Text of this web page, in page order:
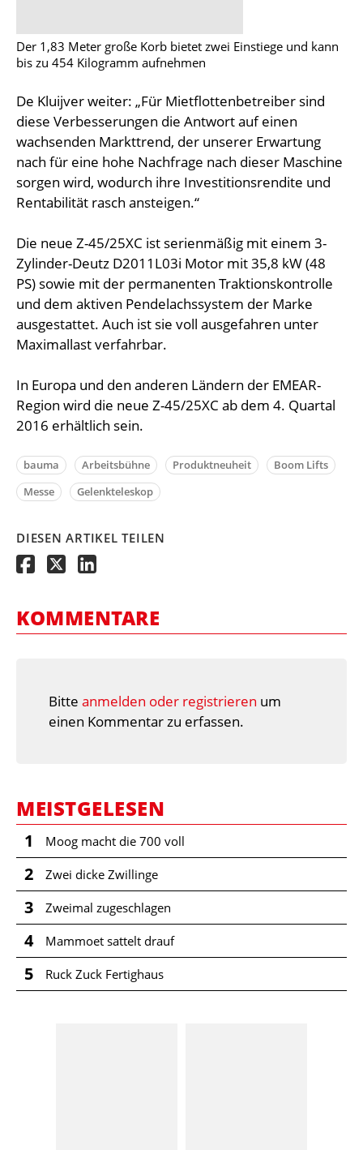
Der 1,83 Meter große Korb bietet zwei Einstiege und kann
bis zu 454 Kilogramm aufnehmen
De Kluijver weiter: „Für Mietflottenbetreiber sind
diese Verbesserungen die Antwort auf einen
wachsenden Markttrend, der unserer Erwartung
nach für eine hohe Nachfrage nach dieser Maschine
sorgen wird, wodurch ihre Investitionsrendite und
Rentabilität rasch ansteigen.“
Die neue Z-45/25XC ist serienmäßig mit einem 3-
Zylinder-Deutz D2011L03i Motor mit 35,8 kW (48
PS) sowie mit der permanenten Traktionskontrolle
und dem aktiven Pendelachssystem der Marke
ausgestattet. Auch ist sie voll ausgefahren unter
Maximallast verfahrbar.
In Europa und den anderen Ländern der EMEAR-
Region wird die neue Z-45/25XC ab dem 4. Quartal
2016 erhältlich sein.
bauma Arbeitsbühne Produktneuheit
Boom Lifts
Messe
Gelenkteleskop
DIESEN ARTIKEL TEILEN
KOMMENTARE
Bitte anmelden oder registrieren um
einen Kommentar zu erfassen.
MEISTGELESEN
1 Moog macht die 700 voll
2 Zwei dicke Zwillinge
3 Zweimal zugeschlagen
4 Mammoet sattelt drauf
5 Ruck Zuck Fertighaus